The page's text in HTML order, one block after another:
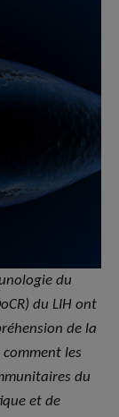
du
du LIH ont
de la
les
du
et de